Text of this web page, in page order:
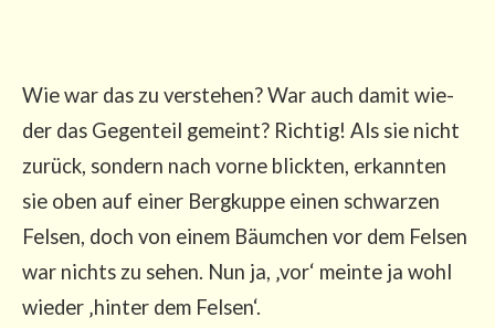
Wie war das zu ver­ste­hen? War auch damit wie­
der das Gegen­teil gemeint? Rich­tig! Als sie nicht
zurück, son­dern nach vor­ne blick­ten, erkann­ten
sie oben auf einer Berg­kup­pe einen schwar­zen
Fel­sen, doch von einem Bäum­chen vor dem Fel­sen
war nichts zu sehen. Nun ja, ‚vor‘ mein­te ja wohl
wie­der ‚hin­ter dem Fel­sen‘.